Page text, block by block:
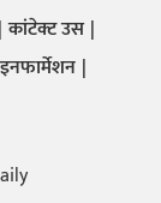
कांटेक्ट उस